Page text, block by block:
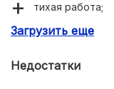
тихая работа;
вместительный
Загрузить еще
Недостатки